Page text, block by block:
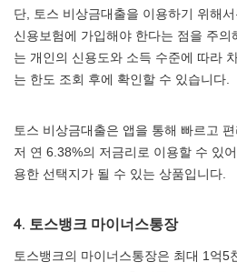
단, 토스 비상금대출을 이용하기 위해
신용보험에 가입해야 한다는 점을 주의
는 개인의 신용도와 소득 수준에 따라
는 한도 조회 후에 확인할 수 있습니다.
토스 비상금대출은 앱을 통해 빠르고
저 연 6.38%의 저금리로 이용할 수 있
용한 선택지가 될 수 있는 상품입니다.
4. 토스뱅크 마이너스통장
토스뱅크의 마이너스통장은 최대 1억5